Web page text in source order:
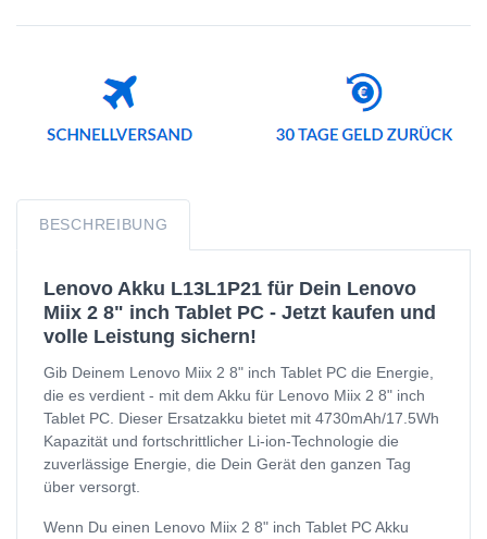
BESCHREIBUNG
Lenovo Akku L13L1P21 für Dein Lenovo
Miix 2 8" inch Tablet PC - Jetzt kaufen und
volle Leistung sichern!
Gib Deinem Lenovo Miix 2 8" inch Tablet PC die Energie,
die es verdient - mit dem Akku für Lenovo Miix 2 8" inch
Tablet PC. Dieser Ersatzakku bietet mit 4730mAh/17.5Wh
Kapazität und fortschrittlicher Li-ion-Technologie die
zuverlässige Energie, die Dein Gerät den ganzen Tag
über versorgt.
Wenn Du einen Lenovo Miix 2 8" inch Tablet PC Akku